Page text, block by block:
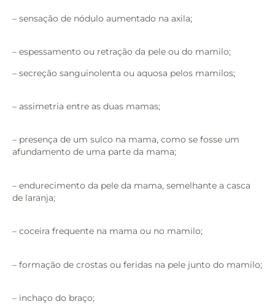
– sensação de nódulo aumentado na axila;
– espessamento ou retração da pele ou do mamilo;
– secreção sanguinolenta ou aquosa pelos mamilos;
– assimetria entre as duas mamas;
– presença de um sulco na mama, como se fosse um
afundamento de uma parte da mama;
– endurecimento da pele da mama, semelhante a casca
de laranja;
– coceira frequente na mama ou no mamilo;
– formação de crostas ou feridas na pele junto do mamilo;
– inchaço do braço;